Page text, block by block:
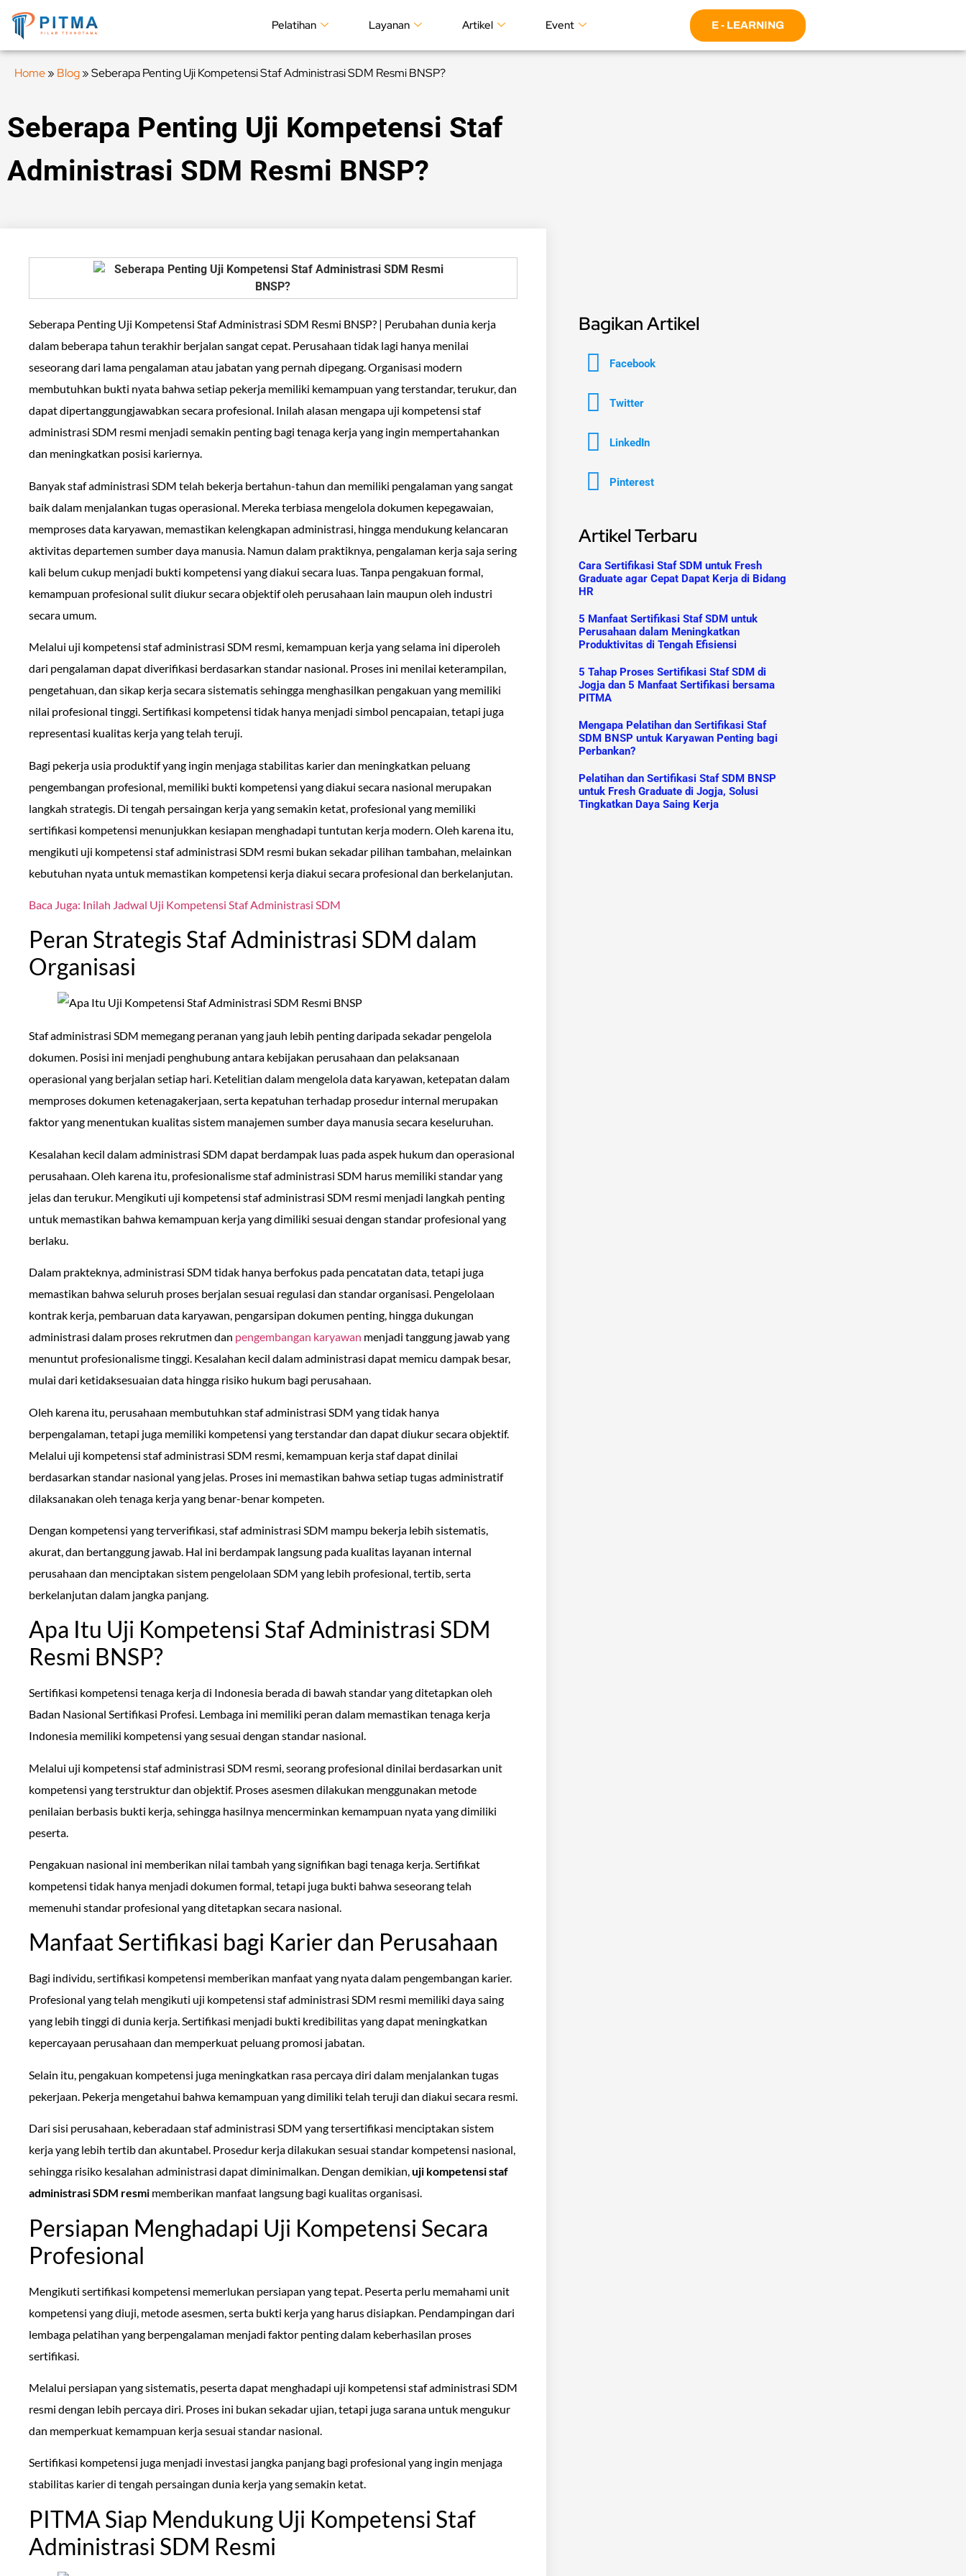
Pelatihan Layanan Artikel Event E - LEARNING
Home» Blog»Seberapa Penting Uji Kompetensi Staf Administrasi SDM Resmi BNSP?
Seberapa Penting Uji Kompetensi Staf
Administrasi SDM Resmi BNSP?
Seberapa Penting Uji Kompetensi Staf Administrasi SDM Resmi BNSP? | Perubahan dunia kerja
dalam beberapa tahun terakhir berjalan sangat cepat. Perusahaan tidak lagi hanya menilai
seseorang dari lama pengalaman atau jabatan yang pernah dipegang. Organisasi modern
membutuhkan bukti nyata bahwa setiap pekerja memiliki kemampuan yang terstandar, terukur, dan
dapat dipertanggungjawabkan secara profesional. Inilah alasan mengapa uji kompetensi staf
administrasi SDM resmi menjadi semakin penting bagi tenaga kerja yang ingin mempertahankan
dan meningkatkan posisi kariernya.
Banyak staf administrasi SDM telah bekerja bertahun-tahun dan memiliki pengalaman yang sangat
baik dalam menjalankan tugas operasional. Mereka terbiasa mengelola dokumen kepegawaian,
memproses data karyawan, memastikan kelengkapan administrasi, hingga mendukung kelancaran
aktivitas departemen sumber daya manusia. Namun dalam praktiknya, pengalaman kerja saja sering
kali belum cukup menjadi bukti kompetensi yang diakui secara luas. Tanpa pengakuan formal,
kemampuan profesional sulit diukur secara objektif oleh perusahaan lain maupun oleh industri
secara umum.
Melalui uji kompetensi staf administrasi SDM resmi, kemampuan kerja yang selama ini diperoleh
dari pengalaman dapat diverifikasi berdasarkan standar nasional. Proses ini menilai keterampilan,
pengetahuan, dan sikap kerja secara sistematis sehingga menghasilkan pengakuan yang memiliki
nilai profesional tinggi. Sertifikasi kompetensi tidak hanya menjadi simbol pencapaian, tetapi juga
representasi kualitas kerja yang telah teruji.
Bagi pekerja usia produktif yang ingin menjaga stabilitas karier dan meningkatkan peluang
pengembangan profesional, memiliki bukti kompetensi yang diakui secara nasional merupakan
langkah strategis. Di tengah persaingan kerja yang semakin ketat, profesional yang memiliki
sertifikasi kompetensi menunjukkan kesiapan menghadapi tuntutan kerja modern. Oleh karena itu,
mengikuti uji kompetensi staf administrasi SDM resmi bukan sekadar pilihan tambahan, melainkan
kebutuhan nyata untuk memastikan kompetensi kerja diakui secara profesional dan berkelanjutan.
Baca Juga: Inilah Jadwal Uji Kompetensi Staf Administrasi SDM
Peran Strategis Staf Administrasi SDM dalam
Organisasi
Staf administrasi SDM memegang peranan yang jauh lebih penting daripada sekadar pengelola
dokumen. Posisi ini menjadi penghubung antara kebijakan perusahaan dan pelaksanaan
operasional yang berjalan setiap hari. Ketelitian dalam mengelola data karyawan, ketepatan dalam
memproses dokumen ketenagakerjaan, serta kepatuhan terhadap prosedur internal merupakan
faktor yang menentukan kualitas sistem manajemen sumber daya manusia secara keseluruhan.
Kesalahan kecil dalam administrasi SDM dapat berdampak luas pada aspek hukum dan operasional
perusahaan. Oleh karena itu, profesionalisme staf administrasi SDM harus memiliki standar yang
jelas dan terukur. Mengikuti uji kompetensi staf administrasi SDM resmi menjadi langkah penting
untuk memastikan bahwa kemampuan kerja yang dimiliki sesuai dengan standar profesional yang
berlaku.
Dalam prakteknya, administrasi SDM tidak hanya berfokus pada pencatatan data, tetapi juga
memastikan bahwa seluruh proses berjalan sesuai regulasi dan standar organisasi. Pengelolaan
kontrak kerja, pembaruan data karyawan, pengarsipan dokumen penting, hingga dukungan
administrasi dalam proses rekrutmen dan pengembangan karyawan menjadi tanggung jawab yang
menuntut profesionalisme tinggi. Kesalahan kecil dalam administrasi dapat memicu dampak besar,
mulai dari ketidaksesuaian data hingga risiko hukum bagi perusahaan.
Oleh karena itu, perusahaan membutuhkan staf administrasi SDM yang tidak hanya
berpengalaman, tetapi juga memiliki kompetensi yang terstandar dan dapat diukur secara objektif.
Melalui uji kompetensi staf administrasi SDM resmi, kemampuan kerja staf dapat dinilai
berdasarkan standar nasional yang jelas. Proses ini memastikan bahwa setiap tugas administratif
dilaksanakan oleh tenaga kerja yang benar-benar kompeten.
Dengan kompetensi yang terverifikasi, staf administrasi SDM mampu bekerja lebih sistematis,
akurat, dan bertanggung jawab. Hal ini berdampak langsung pada kualitas layanan internal
perusahaan dan menciptakan sistem pengelolaan SDM yang lebih profesional, tertib, serta
berkelanjutan dalam jangka panjang.
Apa Itu Uji Kompetensi Staf Administrasi SDM
Resmi BNSP?
Sertifikasi kompetensi tenaga kerja di Indonesia berada di bawah standar yang ditetapkan oleh
Badan Nasional Sertifikasi Profesi. Lembaga ini memiliki peran dalam memastikan tenaga kerja
Indonesia memiliki kompetensi yang sesuai dengan standar nasional.
Melalui uji kompetensi staf administrasi SDM resmi, seorang profesional dinilai berdasarkan unit
kompetensi yang terstruktur dan objektif. Proses asesmen dilakukan menggunakan metode
penilaian berbasis bukti kerja, sehingga hasilnya mencerminkan kemampuan nyata yang dimiliki
peserta.
Pengakuan nasional ini memberikan nilai tambah yang signifikan bagi tenaga kerja. Sertifikat
kompetensi tidak hanya menjadi dokumen formal, tetapi juga bukti bahwa seseorang telah
memenuhi standar profesional yang ditetapkan secara nasional.
Manfaat Sertifikasi bagi Karier dan Perusahaan
Bagi individu, sertifikasi kompetensi memberikan manfaat yang nyata dalam pengembangan karier.
Profesional yang telah mengikuti uji kompetensi staf administrasi SDM resmi memiliki daya saing
yang lebih tinggi di dunia kerja. Sertifikasi menjadi bukti kredibilitas yang dapat meningkatkan
kepercayaan perusahaan dan memperkuat peluang promosi jabatan.
Selain itu, pengakuan kompetensi juga meningkatkan rasa percaya diri dalam menjalankan tugas
pekerjaan. Pekerja mengetahui bahwa kemampuan yang dimiliki telah teruji dan diakui secara resmi.
Dari sisi perusahaan, keberadaan staf administrasi SDM yang tersertifikasi menciptakan sistem
kerja yang lebih tertib dan akuntabel. Prosedur kerja dilakukan sesuai standar kompetensi nasional,
sehingga risiko kesalahan administrasi dapat diminimalkan. Dengan demikian,uji kompetensi staf
administrasi SDM resmi memberikan manfaat langsung bagi kualitas organisasi.
Persiapan Menghadapi Uji Kompetensi Secara
Profesional
Mengikuti sertifikasi kompetensi memerlukan persiapan yang tepat. Peserta perlu memahami unit
kompetensi yang diuji, metode asesmen, serta bukti kerja yang harus disiapkan. Pendampingan dari
lembaga pelatihan yang berpengalaman menjadi faktor penting dalam keberhasilan proses
sertifikasi.
Melalui persiapan yang sistematis, peserta dapat menghadapi uji kompetensi staf administrasi SDM
resmi dengan lebih percaya diri. Proses ini bukan sekadar ujian, tetapi juga sarana untuk mengukur
dan memperkuat kemampuan kerja sesuai standar nasional.
Sertifikasi kompetensi juga menjadi investasi jangka panjang bagi profesional yang ingin menjaga
stabilitas karier di tengah persaingan dunia kerja yang semakin ketat.
PITMA Siap Mendukung Uji Kompetensi Staf
Administrasi SDM Resmi
Bagikan Artikel
Facebook
Twitter
LinkedIn
Pinterest
Artikel Terbaru
Cara Sertifikasi Staf SDM untuk Fresh
Graduate agar Cepat Dapat Kerja di Bidang
HR
5 Manfaat Sertifikasi Staf SDM untuk
Perusahaan dalam Meningkatkan
Produktivitas di Tengah Efisiensi
5 Tahap Proses Sertifikasi Staf SDM di
Jogja dan 5 Manfaat Sertifikasi bersama
PITMA
Mengapa Pelatihan dan Sertifikasi Staf
SDM BNSP untuk Karyawan Penting bagi
Perbankan?
Pelatihan dan Sertifikasi Staf SDM BNSP
untuk Fresh Graduate di Jogja, Solusi
Tingkatkan Daya Saing Kerja